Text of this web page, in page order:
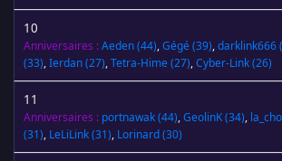
10
Anniversaires :Aeden(44),Gégé(39),darklink666
(33),Ierdan(27),Tetra-Hime(27),Cyber-Link(26)
11
Anniversaires : portnawak(44),GeolinK(34),
(31), LeLiLink(31), Lorinard(30)